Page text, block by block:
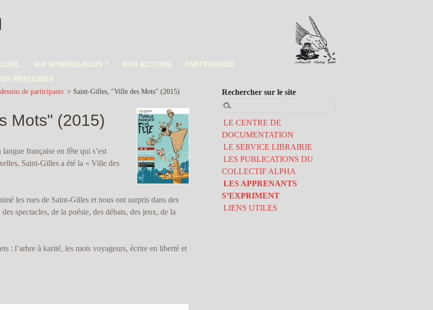
QUI SOMMES-NOUS ? NOS ACTIONS
PARTENAIRES
PRATIQUES
de participants > Saint-Gilles, "Ville des Mots" (2015)
Mots" (2015)
française en fête qui s’est
Saint-Gilles a été la « Ville des
les rues de Saint-Gilles et nous ont surpris dans des
spectacles, de la poésie, des débats, des jeux, de la
: l’arbre à karité, les mots voyageurs, écrire en liberté et
LE CENTRE DE
DOCUMENTATION
LE SERVICE LIBRAIRIE
LES PUBLICATIONS DU
COLLECTIF ALPHA
LES APPRENANTS
S’EXPRIMENT
LIENS UTILES
Rechercher sur le site